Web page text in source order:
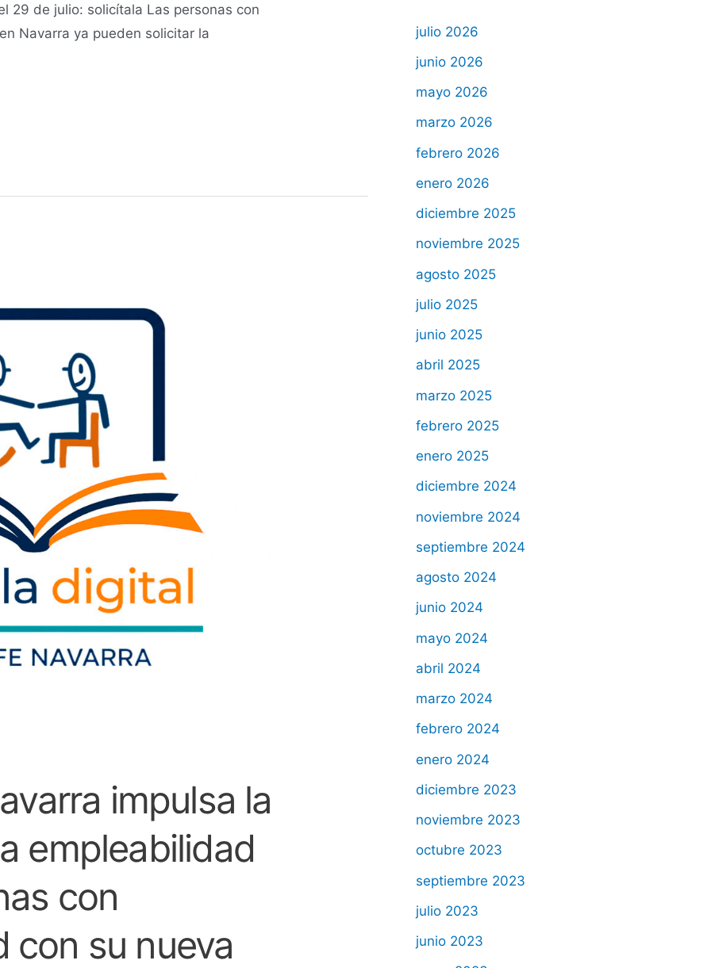
29 de julio: solicítala Las personas con
Navarra ya pueden solicitar la
impulsa la
empleabilidad
con
con su nueva
julio 2026
junio 2026
mayo 2026
marzo 2026
febrero 2026
enero 2026
diciembre 2025
noviembre 2025
agosto 2025
julio 2025
junio 2025
abril 2025
marzo 2025
febrero 2025
enero 2025
diciembre 2024
noviembre 2024
septiembre 2024
agosto 2024
junio 2024
mayo 2024
abril 2024
marzo 2024
febrero 2024
enero 2024
diciembre 2023
noviembre 2023
octubre 2023
septiembre 2023
julio 2023
junio 2023